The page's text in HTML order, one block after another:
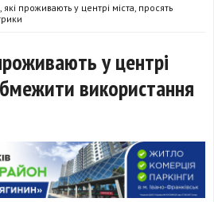
які проживають у центрі міста, просять
у центрі
використання